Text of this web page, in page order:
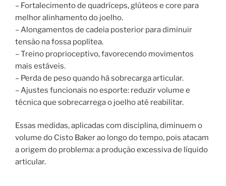
– Fortalecimento de quadríceps, glúteos e core para
melhor alinhamento do joelho.
– Alongamentos de cadeia posterior para diminuir
tensão na fossa poplítea.
– Treino proprioceptivo, favorecendo movimentos
mais estáveis.
– Perda de peso quando há sobrecarga articular.
– Ajustes funcionais no esporte: reduzir volume e
técnica que sobrecarrega o joelho até reabilitar.
Essas medidas, aplicadas com disciplina, diminuem o
volume do Cisto Baker ao longo do tempo, pois atacam
a origem do problema: a produção excessiva de líquido
articular.